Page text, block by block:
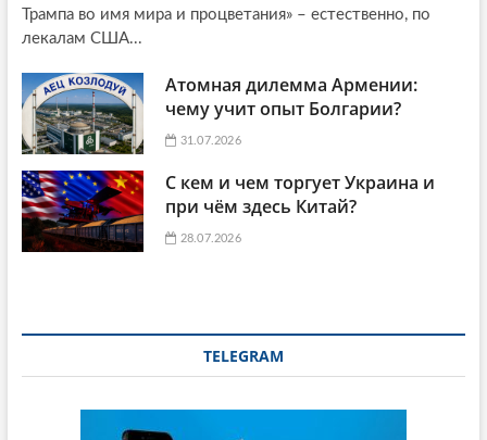
Трампа во имя мира и процветания» – естественно, по
лекалам США...
Атомная дилемма Армении:
чему учит опыт Болгарии?
31.07.2026
С кем и чем торгует Украина и
при чём здесь Китай?
28.07.2026
TELEGRAM